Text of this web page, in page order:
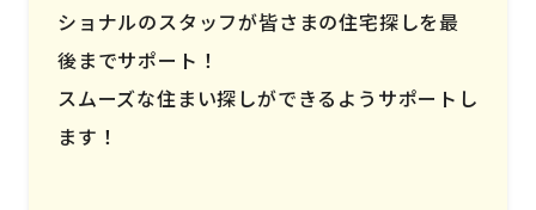
ショナルのスタッフが皆さまの住宅探しを最
後までサポート！
スムーズな住まい探しができるようサポートし
ます！